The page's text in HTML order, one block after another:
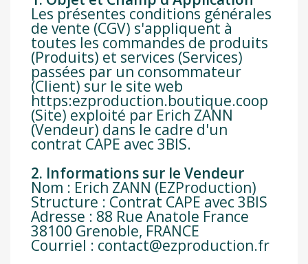
Les présentes conditions générales
de vente (CGV) s'appliquent à
toutes les commandes de produits
(Produits) et services (Services)
passées par un consommateur
(Client) sur le site web
https:ezproduction.boutique.coop
(Site) exploité par Erich ZANN
(Vendeur) dans le cadre d'un
contrat CAPE avec 3BIS.
2. Informations sur le Vendeur
Nom : Erich ZANN (EZProduction)
Structure : Contrat CAPE avec 3BIS
Adresse : 88 Rue Anatole France
38100 Grenoble, FRANCE
Courriel : contact@ezproduction.fr